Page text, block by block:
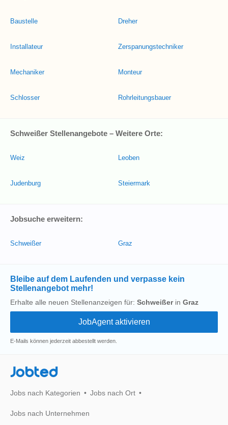
Baustelle
Installateur
Mechaniker
Schlosser
Dreher
Zerspanungstechniker
Monteur
Rohrleitungsbauer
Schweißer Stellenangebote – Weitere Orte:
Weiz
Judenburg
Leoben
Steiermark
Jobsuche erweitern:
Schweißer Graz
Bleibe auf dem Laufenden und verpasse kein
Stellenangebot mehr!
Erhalte alle neuen Stellenanzeigen für: Schweißerin Graz
E-Mails können jederzeit abbestellt werden.
Jobted
Jobs nach Kategorien Jobs nach Ort
Jobs nach Unternehmen